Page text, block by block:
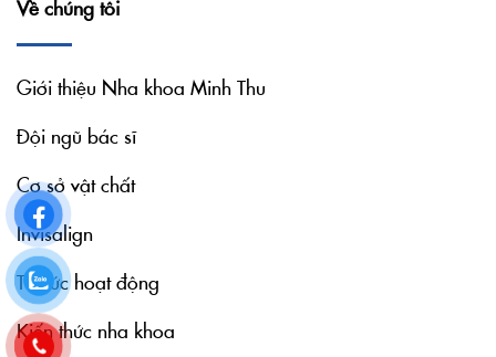
Về chúng tôi
Giới thiệu Nha khoa Minh Thu
Đội ngũ bác sĩ
Cơ sở vật chất
Invisalign
Tin tức hoạt động
Kiến thức nha khoa